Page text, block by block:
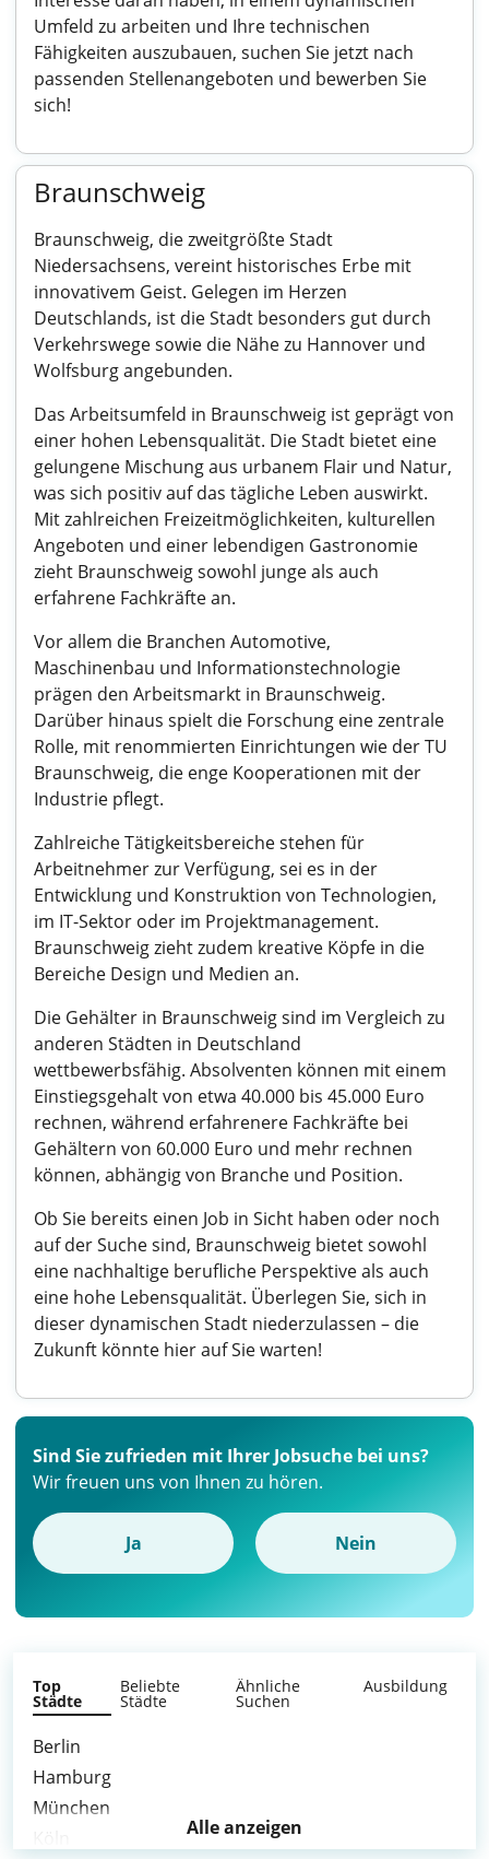
Umfeld zu arbeiten und Ihre technischen
Fähigkeiten auszubauen, suchen Sie jetzt nach
passenden Stellenangeboten und bewerben Sie
sich!
Braunschweig
Braunschweig, die zweitgrößte Stadt
Niedersachsens, vereint historisches Erbe mit
innovativem Geist. Gelegen im Herzen
Deutschlands, ist die Stadt besonders gut durch
Verkehrswege sowie die Nähe zu Hannover und
Wolfsburg angebunden.
Das Arbeitsumfeld in Braunschweig ist geprägt von
einer hohen Lebensqualität. Die Stadt bietet eine
gelungene Mischung aus urbanem Flair und Natur,
was sich positiv auf das tägliche Leben auswirkt.
Mit zahlreichen Freizeitmöglichkeiten, kulturellen
Angeboten und einer lebendigen Gastronomie
zieht Braunschweig sowohl junge als auch
erfahrene Fachkräfte an.
Vor allem die Branchen Automotive,
Maschinenbau und Informationstechnologie
prägen den Arbeitsmarkt in Braunschweig.
Darüber hinaus spielt die Forschung eine zentrale
Rolle, mit renommierten Einrichtungen wie der TU
Braunschweig, die enge Kooperationen mit der
Industrie pflegt.
Zahlreiche Tätigkeitsbereiche stehen für
Arbeitnehmer zur Verfügung, sei es in der
Entwicklung und Konstruktion von Technologien,
im IT-Sektor oder im Projektmanagement.
Braunschweig zieht zudem kreative Köpfe in die
Bereiche Design und Medien an.
Die Gehälter in Braunschweig sind im Vergleich zu
anderen Städten in Deutschland
wettbewerbsfähig. Absolventen können mit einem
Einstiegsgehalt von etwa 40.000 bis 45.000 Euro
rechnen, während erfahrenere Fachkräfte bei
Gehältern von 60.000 Euro und mehr rechnen
können, abhängig von Branche und Position.
Ob Sie bereits einen Job in Sicht haben oder noch
auf der Suche sind, Braunschweig bietet sowohl
eine nachhaltige berufliche Perspektive als auch
eine hohe Lebensqualität. Überlegen Sie, sich in
dieser dynamischen Stadt niederzulassen – die
Zukunft könnte hier auf Sie warten!
Sind Sie zufrieden mit Ihrer Jobsuche bei uns?
Wir freuen uns von Ihnen zu hören.
Ja Nein
Top
Städte
Beliebte
Städte
Ähnliche
Suchen
Ausbildung
Berlin
Hamburg
München
Alle anzeigen